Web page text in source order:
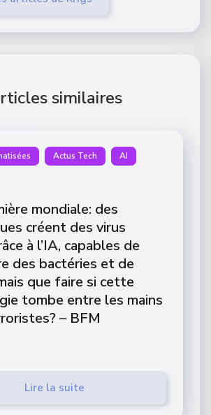
similaires
Actus Tech AI
mondiale: des
créent des virus
à l’IA, capables de
des bactéries et de
que faire si cette
tombe entre les mains
– BFM
Lire la suite